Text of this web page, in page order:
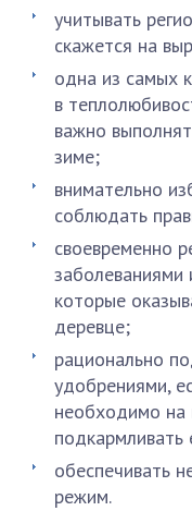
учитывать
скажется на
одна из самых
в
важно
зиме;
внимательно
соблюдать
своевременно
которые
деревце;
рационально
удобрениями,
необходимо на
обеспечивать
режим.